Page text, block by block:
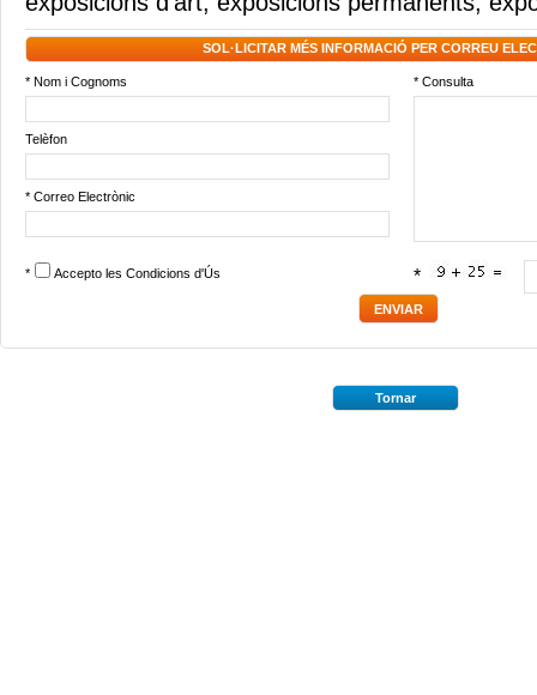
SOL·LICITAR MÉS INFORMACIÓ PER CORREU
* Nom i Cognoms * Consulta
Telèfon
* Correo Electrònic
* Accepto les Condicions d'Ús *
Tornar